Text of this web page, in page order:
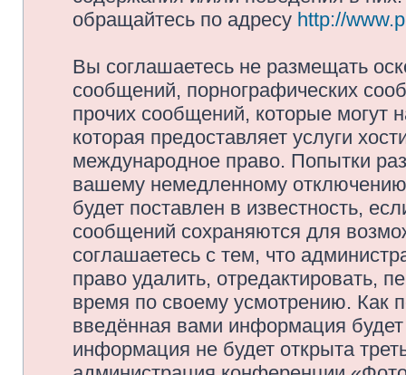
обращайтесь по адресу http://
Вы соглашаетесь не размещать
сообщений, порнографических
прочих сообщений, которые могут
которая предоставляет услуги
международное право. Попытки
вашему немедленному
будет поставлен в известность,
сообщений сохраняются для
соглашаетесь с тем, что
право удалить, отредактировать,
время по своему усмотрению. Как
введённая вами информация
информация не будет открыта